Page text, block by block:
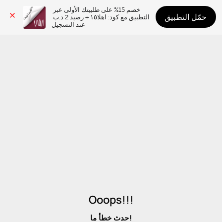
عند التسجيل
حمّل التطبيق
Ooops!!!
حدث خطأ ما!